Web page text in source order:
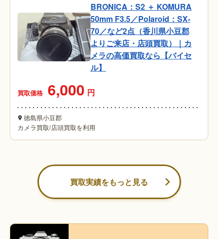
BRONICA：S2 ＋ KOMURA
50mm F3.5／Polaroid：SX-
70／など2点（香川県小豆郡
よりご来店・店頭買取）｜カ
メラの高価買取なら【バイセ
ル】
買取価格 6,000 円
徳島県小豆郡
カメラ買取/店頭買取を利用
買取実績をもっと見る